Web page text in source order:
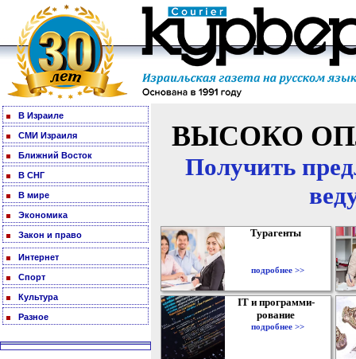
В Израиле
СМИ Израиля
Ближний Восток
В СНГ
В мире
Экономика
Закон и право
Интернет
Спорт
Культура
Разное
ВЫСОКО
Получить
Турагенты
подробнее >>
IT и программи-
рование
подробнее >>